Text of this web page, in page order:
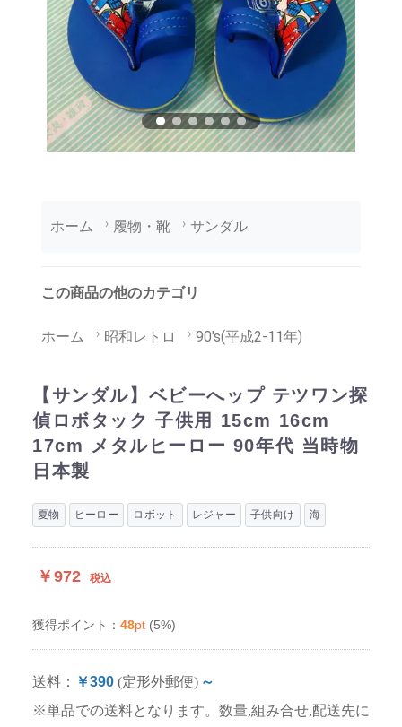
ホーム 履物・靴 サンダル
この商品の他のカテゴリ
ホーム 昭和レトロ 90's(平成2-11年)
【サンダル】ベビーへップ テツワン探
偵ロボタック 子供用 15cm 16cm
17cm メタルヒーロー 90年代 当時物
日本製
夏物 ヒーロー ロボット レジャー 子供向け 海
￥972 税込
獲得ポイント： 48pt (5%)
送料： ￥390 (定形外郵便) ～
※単品での送料となります。数量,組み合せ,配送先に